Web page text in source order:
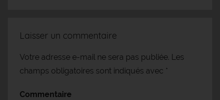
Laisser un commentaire
Votre adresse e-mail ne sera pas publiée. Les
champs obligatoires sont indiqués avec *
Commentaire